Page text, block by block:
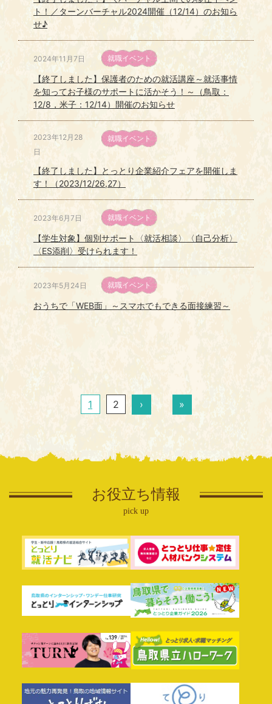
ト！／ターンバーチャル2024開催（12/14）のお知ら
せ♪
2024年11月7日 就職イベント
【終了しました】保護者のための就活講座～就活事情
を知ってお子様のサポートに活かそう！～（鳥取：
12/8，米子：12/14）開催のお知らせ
2023年12月28
日
就職イベント
【終了しました】とっとり企業紹介フェアを開催しま
す！（2023/12/26,27）
2023年6月7日 就職イベント
【学生対象】個別サポート〈就活相談〉〈自己分析〉
〈ES添削〉受けられます！
2023年5月24日 就職イベント
おうちで「WEB面」～スマホでもできる面接練習～
1 2 › »
お役立ち情報
pick up